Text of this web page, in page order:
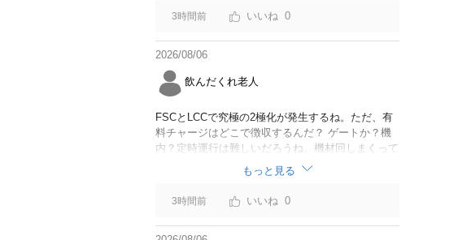
3時間前 0
2026/08/06
飲んだくれ老人
FSCとLCCで究極の2極化が発生するね。ただ、有
料チャージはどこで徴収するんだ？ ゲートか？機
内？定時運行は難しいだろうね。機材回しまくって
るからジェットスター豪州路線は全便遅延するんじ
もっと見る
3時間前 0